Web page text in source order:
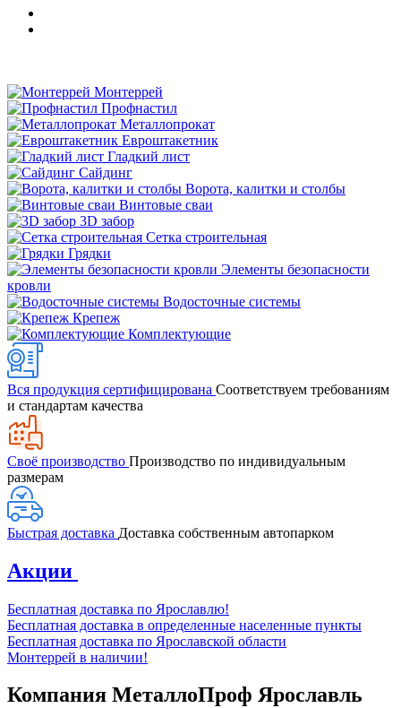
Монтеррей
Профнастил
Металлопрокат
Евроштакетник
Гладкий лист
Сайдинг
Ворота, калитки и столбы
Винтовые сваи
3D забор
Сетка строительная
Грядки
Элементы безопасности
кровли
Водосточные системы
Крепеж
Комплектующие
Вся продукция сертифицирована Соответствуем требованиям
и стандартам качества
Своё производство Производство по индивидуальным
размерам
Быстрая доставка Доставка собственным автопарком
Акции
Бесплатная доставка по Ярославлю!
Бесплатная доставка в определенные населенные пункты
Бесплатная доставка по Ярославской области
Монтеррей в наличии!
Компания МеталлоПроф Ярославль